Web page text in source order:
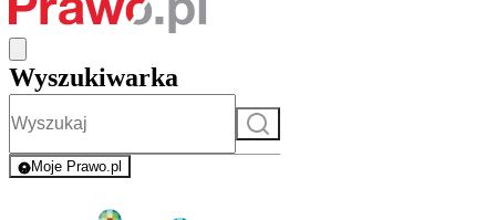
Wyszukiwarka
Szukaj
Moje Prawo.pl
- rejestracja i logowanie do serwisu